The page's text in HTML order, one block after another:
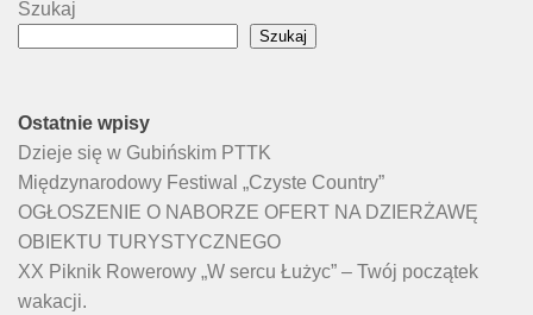
Szukaj
Szukaj
Ostatnie wpisy
Dzieje się w Gubińskim PTTK
Międzynarodowy Festiwal „Czyste Country”
OGŁOSZENIE O NABORZE OFERT NA DZIERŻAWĘ
OBIEKTU TURYSTYCZNEGO
XX Piknik Rowerowy „W sercu Łużyc” – Twój początek
wakacji.